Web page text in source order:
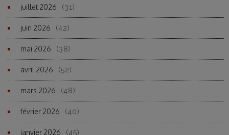
juillet 2026 (31)
juin 2026 (42)
mai 2026 (38)
avril 2026 (52)
mars 2026 (48)
février 2026 (40)
janvier 2026 (45)